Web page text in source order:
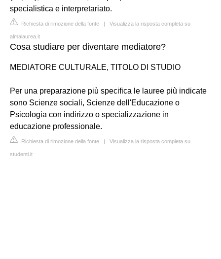
specialistica e interpretariato.
Richiesta di rimozione della fonte | Visualizza la risposta completa su
almalaurea.it
Cosa studiare per diventare mediatore?
MEDIATORE CULTURALE, TITOLO DI STUDIO
Per una preparazione più specifica le lauree più indicate
sono Scienze sociali, Scienze dell'Educazione o
Psicologia con indirizzo o specializzazione in
educazione professionale.
Richiesta di rimozione della fonte | Visualizza la risposta completa su
studenti.it